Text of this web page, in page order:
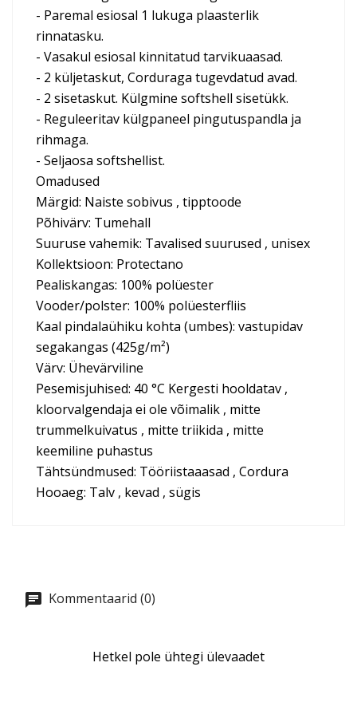
- Paremal esiosal 1 lukuga plaasterlik
rinnatasku.
- Vasakul esiosal kinnitatud tarvikuaasad.
- 2 küljetaskut, Corduraga tugevdatud avad.
- 2 sisetaskut. Külgmine softshell sisetükk.
- Reguleeritav külgpaneel pingutuspandla ja
rihmaga.
- Seljaosa softshellist.
Omadused
Märgid: Naiste sobivus , tipptoode
Põhivärv: Tumehall
Suuruse vahemik: Tavalised suurused , unisex
Kollektsioon: Protectano
Pealiskangas: 100% polüester
Vooder/polster: 100% polüesterfliis
Kaal pindalaühiku kohta (umbes): vastupidav
segakangas (425g/m²)
Värv: Ühevärviline
Pesemisjuhised: 40 °C Kergesti hooldatav ,
kloorvalgendaja ei ole võimalik , mitte
trummelkuivatus , mitte triikida , mitte
keemiline puhastus
Tähtsündmused: Tööriistaaasad , Cordura
Hooaeg: Talv , kevad , sügis
Kommentaarid (0)
Hetkel pole ühtegi ülevaadet